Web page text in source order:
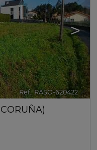
>
Ref.. RASO-620422 🔗